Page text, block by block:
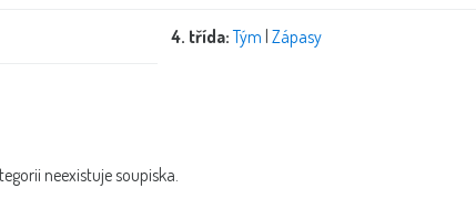
4. třída: Tým | Zápasy
neexistuje soupiska.